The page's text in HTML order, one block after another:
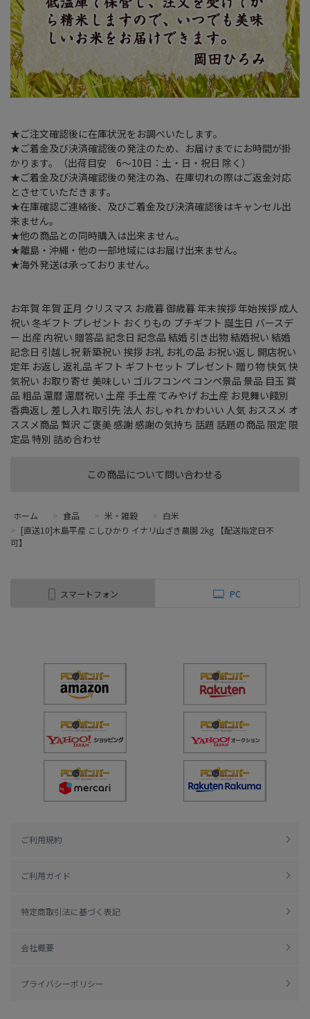
この商品について問い合わせる
★ご注文確認後に在庫状況をお調べいたします。
★ご着金及び決済確認後の発注のため、お届けまでにお時間が掛
かります。（出荷目安 6～10日：土・日・祝日 除く）
★ご着金及び決済確認後の発注の為、在庫切れの際はご返金対応
とさせていただきます。
★在庫確認ご連絡後、及びご着金及び決済確認後はキャンセル出
来ません。
★他の商品との同時購入は出来ません。
★離島・沖縄・他の一部地域にはお届け出来ません。
★海外発送は承っておりません。
お年賀 年賀 正月 クリスマス お歳暮 御歳暮 年末挨拶 年始挨拶 成人
祝い 冬ギフト プレゼント おくりもの プチギフト 誕生日 バースデ
ー 出産 内祝い 贈答品 記念日 記念品 結婚 引き出物 結婚祝い 結婚
記念日 引越し祝 新築祝い 挨拶 お礼 お礼の品 お祝い返し 開店祝い
定年 お返し 返礼品 ギフト ギフトセット プレゼント 贈り物 快気 快
気祝い お取り寄せ 美味しい ゴルフコンペ コンペ景品 景品 目玉 賞
品 粗品 還暦 還暦祝い 土産 手土産 てみやげ お土産 お見舞い餞別
香典返し 差し入れ 取引先 法人 おしゃれ かわいい 人気 おススメ オ
ススメ商品 贅沢 ご褒美 感謝 感謝の気持ち 話題 話題の商品 限定 限
定品 特別 詰め合わせ
ホーム > 食品 > 米・雑穀 > 白米
>
[直送10]木島平産 こしひかり イナリ山ざき農園 2kg 【配送指定日不
可】
スマートフォン PC
ご利用規約
ご利用ガイド
特定商取引法に基づく表記
会社概要
プライバシーポリシー